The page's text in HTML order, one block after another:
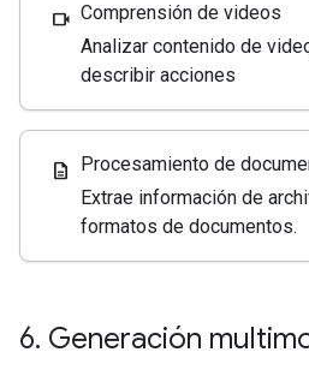
videocam Comprensión de videos
Analizar contenido de
describir acciones
description
Procesamiento de
Extrae información de
formatos de documentos.
6. Generación